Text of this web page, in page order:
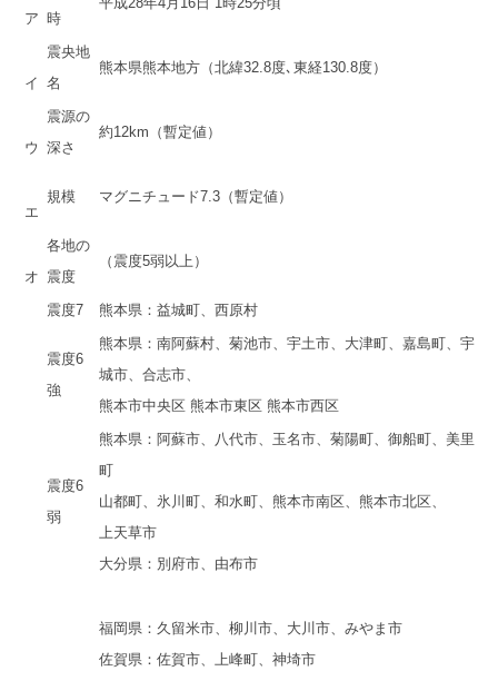
ア 時
イ
震央地
名
熊本県熊本地方（北緯32.8度､東経130.8度）
ウ
震源の
深さ
約12km（暫定値）
エ
規模 マグニチュード7.3（暫定値）
オ
各地の
震度
（震度5弱以上）
震度7 熊本県：益城町、西原村
震度6
強
熊本県：南阿蘇村、菊池市、宇土市、大津町、嘉島町、宇
城市、合志市、
熊本市中央区 熊本市東区 熊本市西区
震度6
弱
熊本県：阿蘇市、八代市、玉名市、菊陽町、御船町、美里
町
山都町、氷川町、和水町、熊本市南区、熊本市北区、
上天草市
大分県：別府市、由布市
福岡県：久留米市、柳川市、大川市、みやま市
佐賀県：佐賀市、上峰町、神埼市